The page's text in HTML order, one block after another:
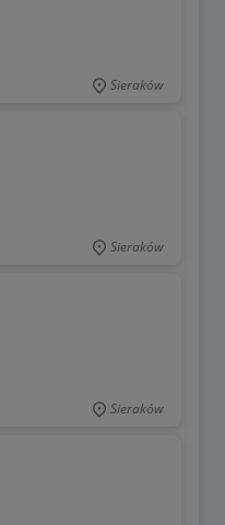
Sieraków
Sieraków
Sieraków